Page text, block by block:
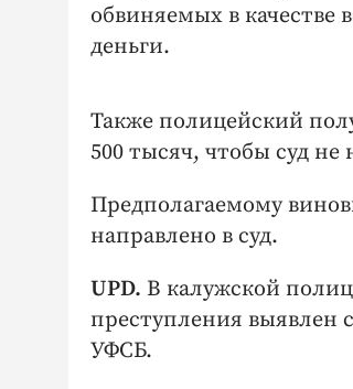
обвиняемых в качестве
деньги.
Также полицейский
500 тысяч, чтобы суд
Предполагаемому
направлено в суд.
UPD. В калужской
преступления выявлен
УФСБ.